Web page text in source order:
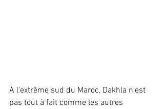
À l'extrême sud du Maroc, Dakhla n'est
pas tout à fait comme les autres